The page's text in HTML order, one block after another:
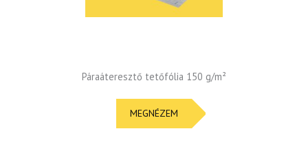
Páraáteresztő tetőfólia 150 g/m²
MEGNÉZEM